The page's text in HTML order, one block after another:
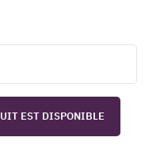
EST DISPONIBLE